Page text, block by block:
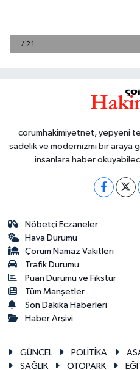
corumhakimiyetnet, yepyeni
sadelik ve modernizmi bir araya
insanlara haber
Nöbetçi Eczaneler
Hava Durumu
Çorum Namaz Vakitleri
Trafik Durumu
Puan Durumu ve Fikstür
Tüm Manşetler
Son Dakika Haberleri
Haber Arşivi
GÜNCEL POLİTİKA
SAĞLIK
OTOPARK